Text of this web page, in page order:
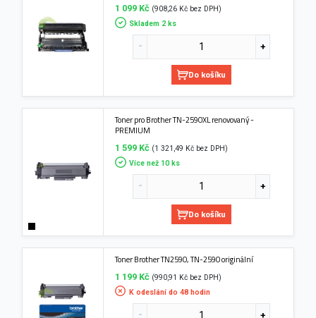
1 099 Kč (908,26 Kč bez DPH)
Skladem 2 ks
Do košíku
Toner pro Brother TN-2590XL renovovaný -
PREMIUM
1 599 Kč (1 321,49 Kč bez DPH)
Více než 10 ks
Do košíku
Toner Brother TN2590, TN-2590 originální
1 199 Kč (990,91 Kč bez DPH)
K odeslání do 48 hodin